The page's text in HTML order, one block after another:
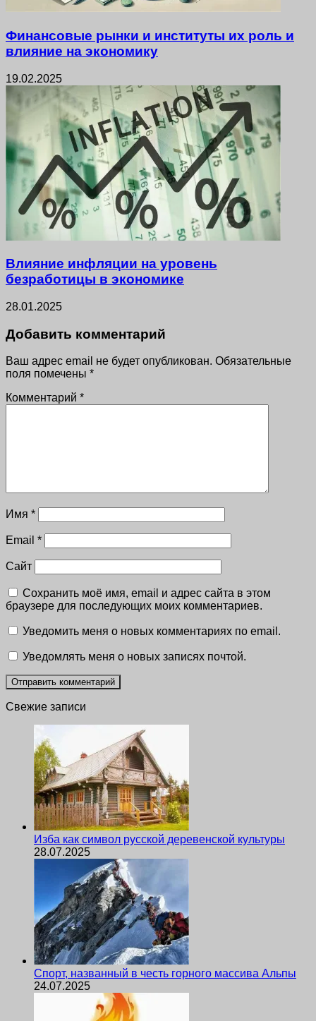
Финансовые рынки и институты их роль и
влияние на экономику
19.02.2025
Влияние инфляции на уровень
безработицы в экономике
28.01.2025
Добавить комментарий
Ваш адрес email не будет опубликован. Обязательные
поля помечены *
Комментарий *
Имя *
Email *
Сайт
Сохранить моё имя, email и адрес сайта в этом
браузере для последующих моих комментариев.
Уведомить меня о новых комментариях по email.
Уведомлять меня о новых записях почтой.
Свежие записи
Изба как символ русской деревенской культуры
28.07.2025
Спорт, названный в честь горного массива Альпы
24.07.2025